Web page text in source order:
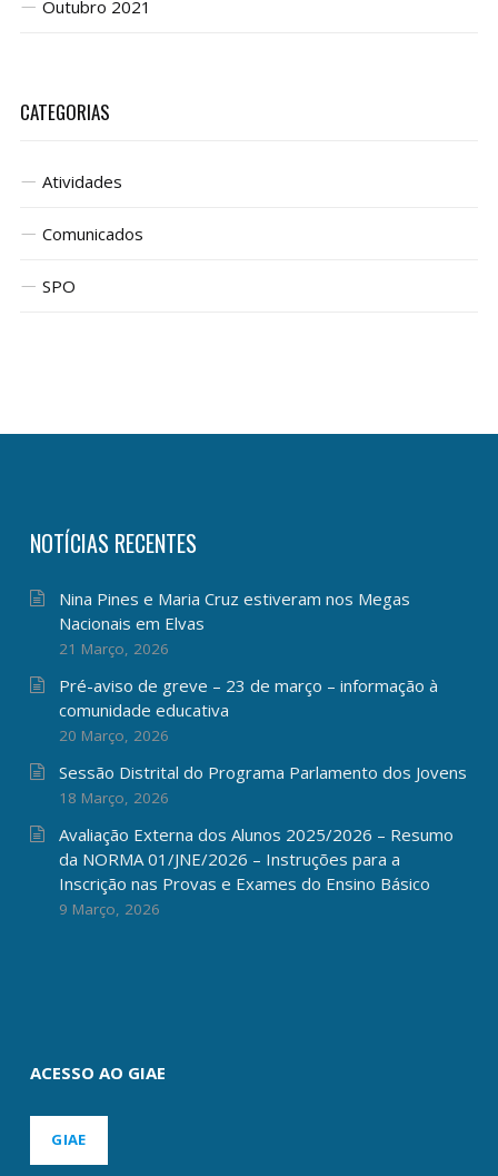
Outubro 2021
CATEGORIAS
Atividades
Comunicados
SPO
NOTÍCIAS RECENTES
Nina Pines e Maria Cruz estiveram nos Megas
Nacionais em Elvas
21 Março, 2026
Pré-aviso de greve – 23 de março – informação à
comunidade educativa
20 Março, 2026
Sessão Distrital do Programa Parlamento dos Jovens
18 Março, 2026
Avaliação Externa dos Alunos 2025/2026 – Resumo
da NORMA 01/JNE/2026 – Instruções para a
Inscrição nas Provas e Exames do Ensino Básico
9 Março, 2026
ACESSO AO GIAE
GIAE